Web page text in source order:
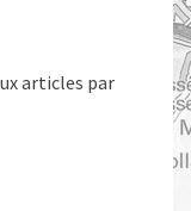
articles par